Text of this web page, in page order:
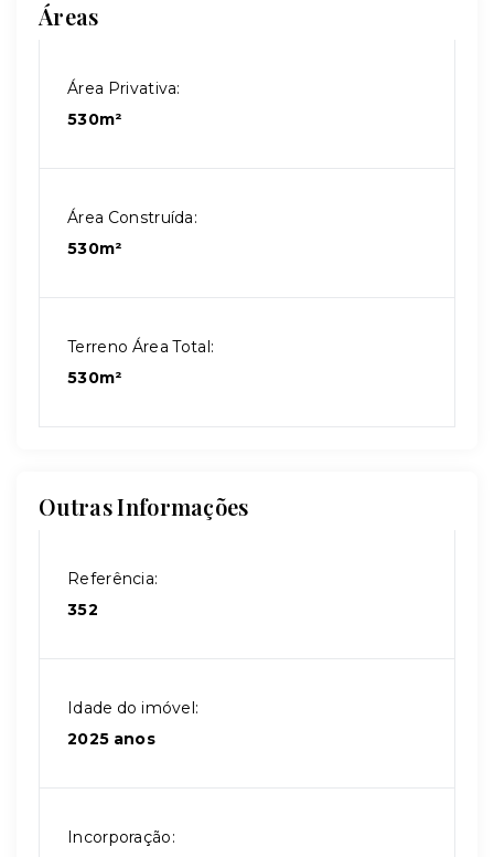
Áreas
Área Privativa:
530m²
Área Construída:
530m²
Terreno Área Total:
530m²
Outras Informações
Referência:
352
Idade do imóvel:
2025 anos
Incorporação: